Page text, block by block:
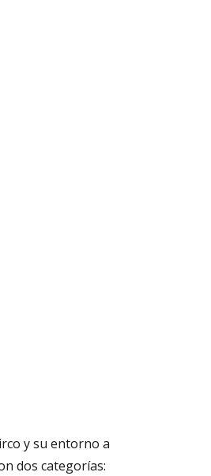
y su entorno a
dos categorías: